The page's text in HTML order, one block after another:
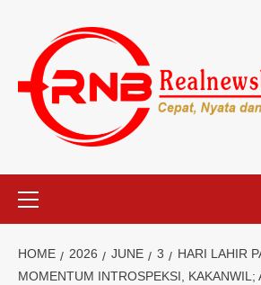
content
Menu
HOME 2026 JUNE 3
HARI LAHIR
MOMENTUM INTROSPEKSI, KAKANWIL;